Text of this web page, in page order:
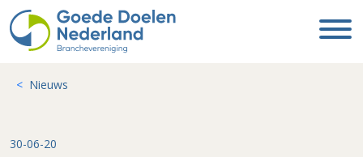
Nieuws
30-06-20